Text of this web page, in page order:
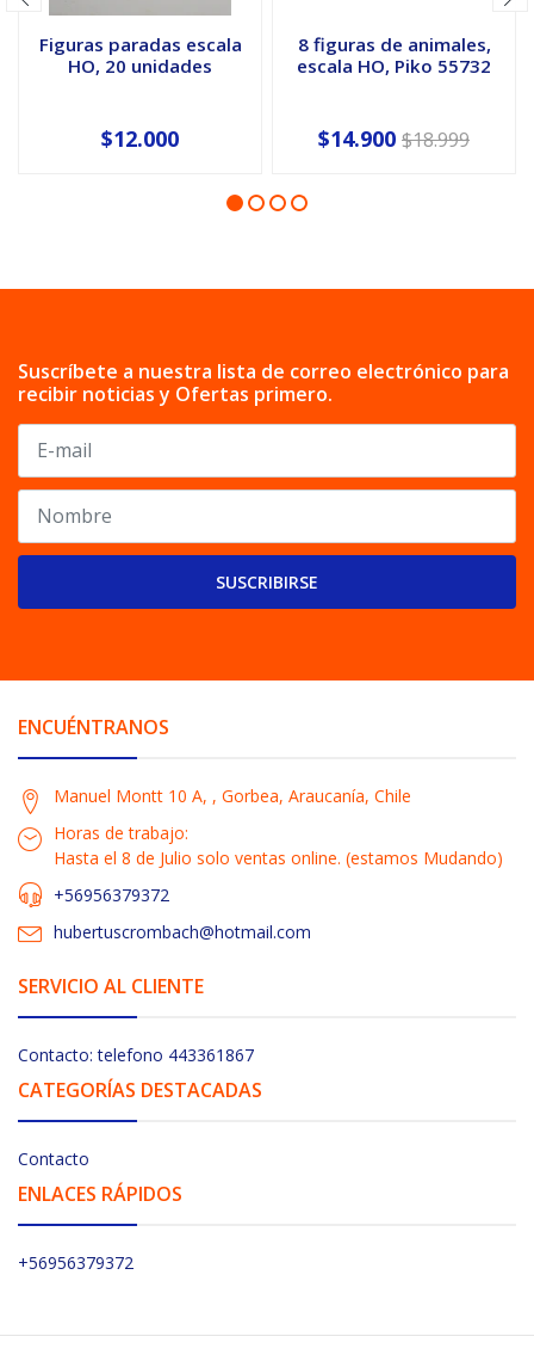
Figuras paradas escala
HO, 20 unidades
$12.000
8 figuras de animales,
escala HO, Piko 55732
$14.900 $18.999
Suscríbete a nuestra lista de correo electrónico para
recibir noticias y Ofertas primero.
SUSCRIBIRSE
ENCUÉNTRANOS
Manuel Montt 10 A, , Gorbea, Araucanía, Chile
Horas de trabajo:
Hasta el 8 de Julio solo ventas online. (estamos Mudando)
+56956379372
hubertuscrombach@hotmail.com
SERVICIO AL CLIENTE
Contacto: telefono 443361867
CATEGORÍAS DESTACADAS
Contacto
ENLACES RÁPIDOS
+56956379372